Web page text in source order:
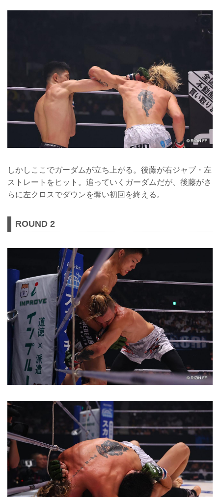
しかしここでガーダムが立ち上がる。後藤が右ジャブ・左
ストレートをヒット。追っていくガーダムだが、後藤がさ
らに左クロスでダウンを奪い初回を終える。
ROUND 2